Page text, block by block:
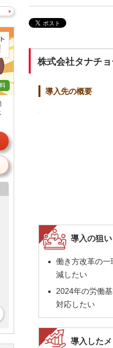
株式会社タナチョ
導入先の概要
導入の狙い
働き方改革の一
減したい
2024年の労働
対応したい
導入した